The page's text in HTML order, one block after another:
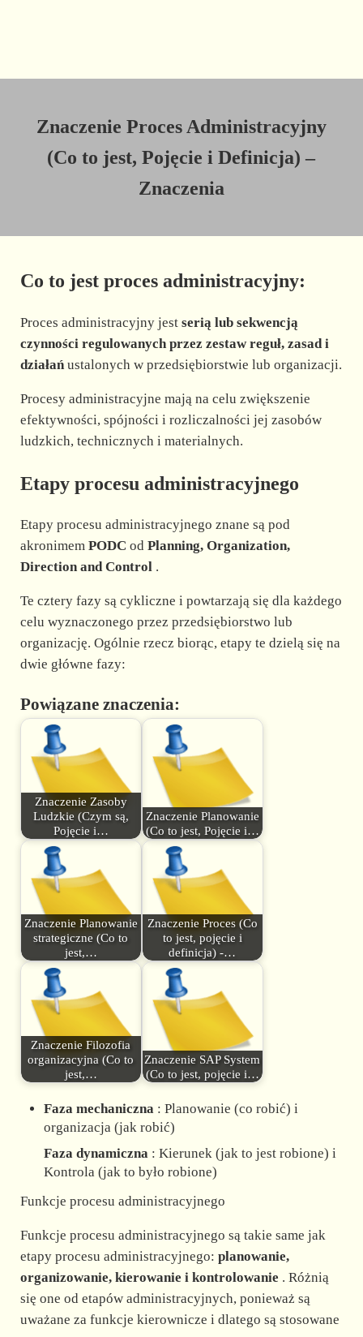
Znaczenie Proces Administracyjny
(Co to jest, Pojęcie i Definicja) –
Znaczenia
Co to jest proces administracyjny:
Proces administracyjny jest serią lub sekwencją
czynności regulowanych przez zestaw reguł, zasad i
działańustalonych w przedsiębiorstwie lub organizacji.
Procesy administracyjne mają na celu zwiększenie
efektywności, spójności i rozliczalności jej zasobów
ludzkich, technicznych i materialnych.
Etapy procesu administracyjnego
Etapy procesu administracyjnego znane są pod
akronimem PODC od Planning, Organization,
Direction and Control.
Te cztery fazy są cykliczne i powtarzają się dla każdego
celu wyznaczonego przez przedsiębiorstwo lub
organizację. Ogólnie rzecz biorąc, etapy te dzielą się na
dwie główne fazy:
Powiązane znaczenia:
Znaczenie Zasoby
Ludzkie (Czym są,
Pojęcie i…
Znaczenie Planowanie
(Co to jest, Pojęcie i…
Znaczenie Planowanie
strategiczne (Co to
jest,…
Znaczenie Proces (Co
to jest, pojęcie i
definicja) -…
Znaczenie Filozofia
organizacyjna (Co to
jest,…
Znaczenie SAP System
(Co to jest, pojęcie i…
Faza mechaniczna : Planowanie (co robić) i
organizacja (jak robić)
Faza dynamiczna : Kierunek (jak to jest robione) i
Kontrola (jak to było robione)
Funkcje procesu administracyjnego
Funkcje procesu administracyjnego są takie same jak
etapy procesu administracyjnego: planowanie,
organizowanie, kierowanie i kontrolowanie . Różnią
się one od etapów administracyjnych, ponieważ są
uważane za funkcje kierownicze i dlatego są stosowane